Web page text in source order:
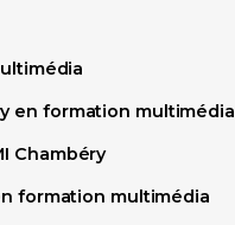
en formation multimédia
Chambéry
formation multimédia